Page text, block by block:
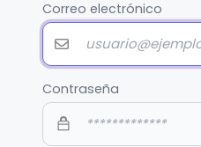
Correo electrónico
Contraseña